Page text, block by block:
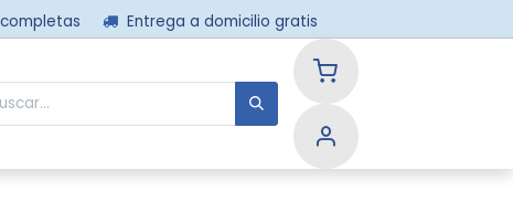
Entrega a domicilio gratis